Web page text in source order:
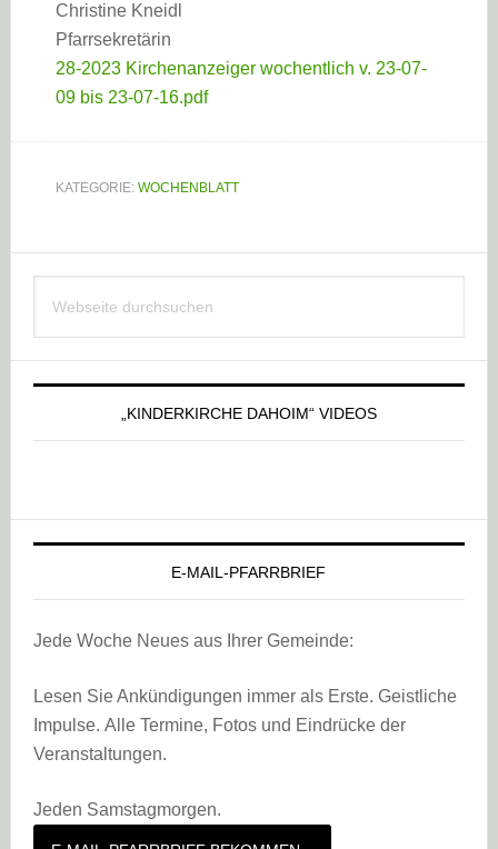
Christine Kneidl
Pfarrsekretärin
28-2023 Kirchenanzeiger wochentlich v. 23-07-
09 bis 23-07-16.pdf
KATEGORIE: WOCHENBLATT
Haupt-
Sidebar
durchsuchen
„KINDERKIRCHE DAHOIM“ VIDEOS
E-MAIL-PFARRBRIEF
Jede Woche Neues aus Ihrer Gemeinde:
Lesen Sie Ankündigungen immer als Erste. Geistliche
Impulse. Alle Termine, Fotos und Eindrücke der
Veranstaltungen.
Jeden Samstagmorgen.